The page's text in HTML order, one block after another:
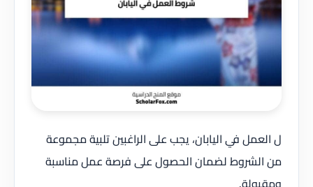
ل العمل في اليابان، يجب على الراغبين تلبية مجموعة
من الشروط لضمان الحصول على فرصة عمل مناسبة